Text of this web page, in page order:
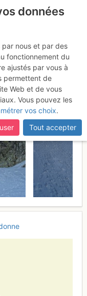
manquantes ou
vous à votre
:
mars 2017
données
nous et par des
fonctionnement du
ajustés par vous à
permettent de
Web et de vous
Vous pouvez les
vos choix.
Tout accepter